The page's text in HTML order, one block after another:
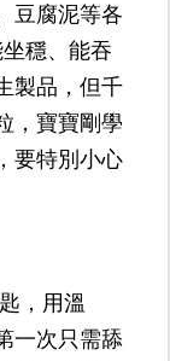
豆腐泥等各
穩、能吞
製品，但千
，寶寶剛學
要特別小心
，用溫
一次只需舔